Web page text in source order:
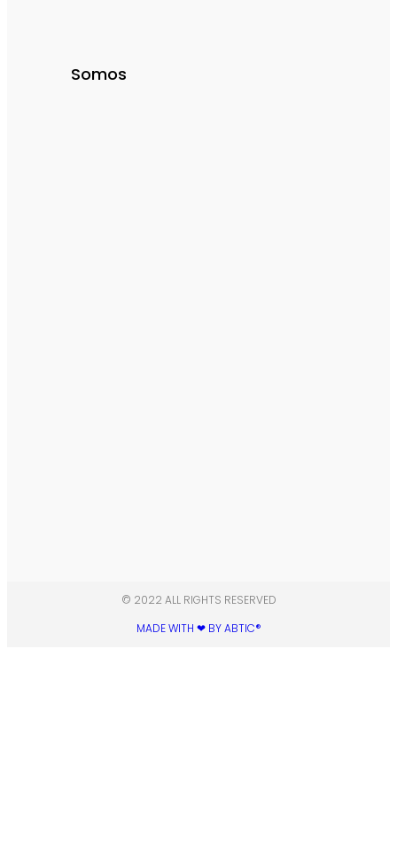
Somos
© 2022 ALL RIGHTS RESERVED​
MADE WITH ❤ BY ABTIC®